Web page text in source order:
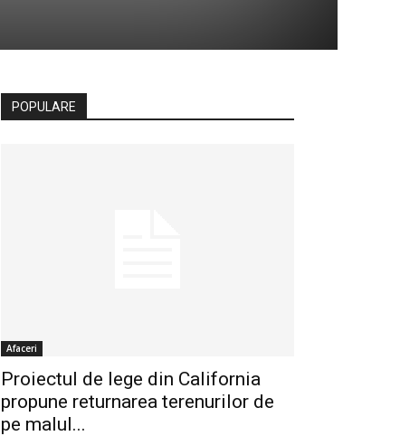
POPULARE
Afaceri
Proiectul de lege din California
propune returnarea terenurilor de
pe malul...